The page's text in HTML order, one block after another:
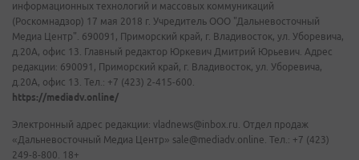
информационных технологий и массовых коммуникаций
(Роскомнадзор) 17 мая 2018 г. Учредитель ООО "Дальневосточный
Медиа Центр". 690091, Приморский край, г. Владивосток, ул. Уборевича,
д.20А, офис 13. Главный редактор Юркевич Дмитрий Юрьевич. Адрес
редакции: 690091, Приморский край, г. Владивосток, ул. Уборевича,
д.20А, офис 13. Тел.: +7 (423) 2-415-600.
https://mediadv.online/
Электронный адрес редакции: vladnews@inbox.ru. Отдел продаж
«Дальневосточный Медиа Центр» sale@mediadv.online. Тел.: +7 (423)
249-8-800. 18+